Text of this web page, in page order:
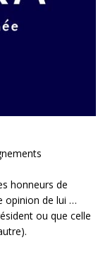
honneurs de
opinion de lui …
ou que celle